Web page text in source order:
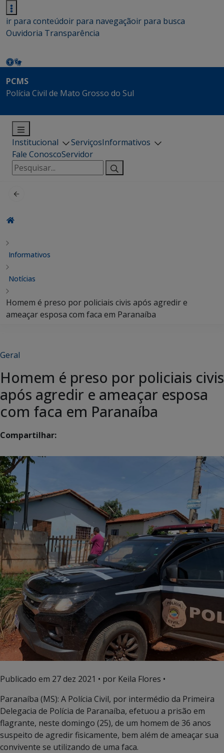
ir para conteúdoir para navegaçãoir para busca
Ouvidoria Transparência
PCMS
Polícia Civil de Mato Grosso do Sul
Institucional ServiçosInformativos
Fale ConoscoServidor
Pesquisar
por:
Informativos
Notícias
Homem é preso por policiais civis após agredir e
ameaçar esposa com faca em Paranaíba
Geral
Homem é preso por policiais civis
após agredir e ameaçar esposa
com faca em Paranaíba
Compartilhar:
Publicado em 27 dez 2021 • por Keila Flores •
Paranaíba (MS): A Polícia Civil, por intermédio da Primeira
Delegacia de Polícia de Paranaíba, efetuou a prisão em
flagrante, neste domingo (25), de um homem de 36 anos
suspeito de agredir fisicamente, bem além de ameaçar sua
convivente se utilizando de uma faca.